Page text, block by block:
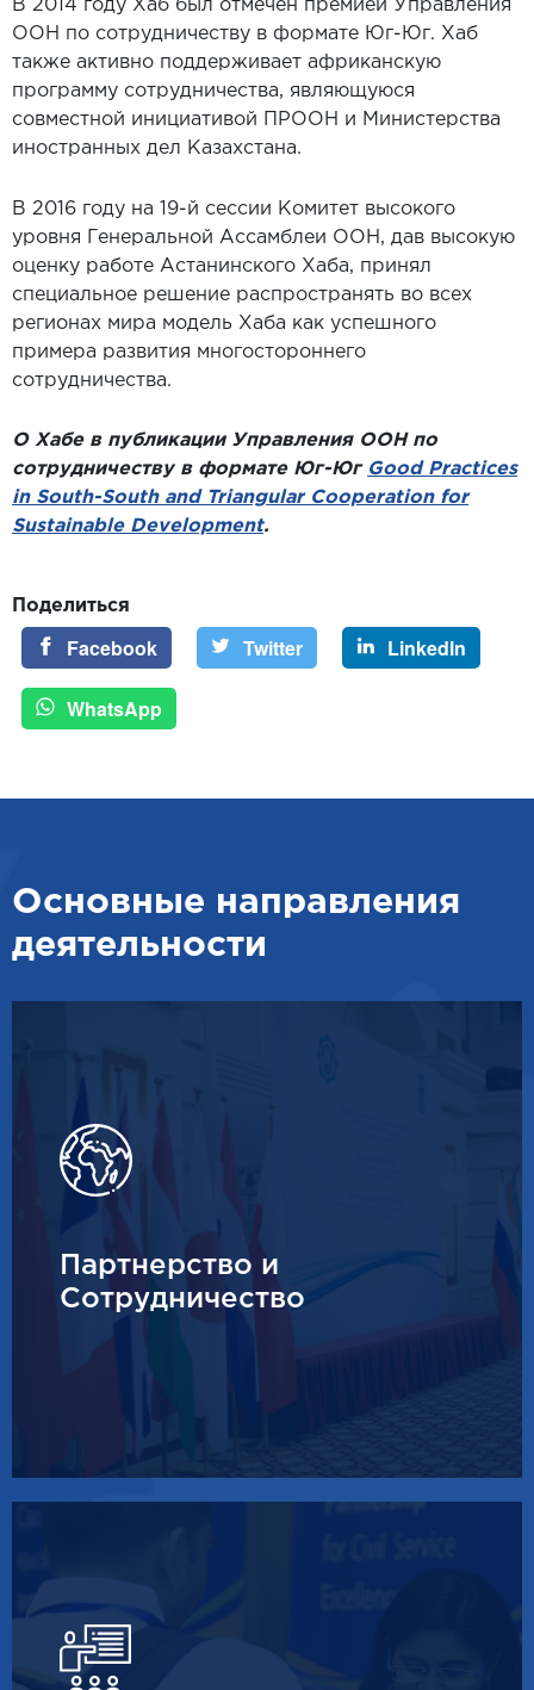
В 2014 году Хаб был отмечен премией Управления
ООН по сотрудничеству в формате Юг-Юг. Хаб
также активно поддерживает африканскую
программу сотрудничества, являющуюся
совместной инициативой ПРООН и Министерства
иностранных дел Казахстана.
В 2016 году на 19-й сессии Комитет высокого
уровня Генеральной Ассамблеи ООН, дав высокую
оценку работе Астанинского Хаба, принял
специальное решение распространять во всех
регионах мира модель Хаба как успешного
примера развития многостороннего
сотрудничества.
О Хабе в публикации Управления ООН по
сотрудничеству в формате Юг-Юг Good Practices
in South-South and Triangular Cooperation for
Sustainable Development.
Поделиться
Facebook Twitter LinkedIn
WhatsApp
Основные направления
деятельности
Партнерство и
Сотрудничество